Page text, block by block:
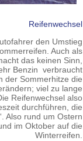
Reifenwechsel
den Umstieg
Auch als
das keinen Sinn,
Benzin verbraucht
der Sommerhitze die
viel zu lange
Reifenwechsel also
durchführen, die
Also rund um Ostern
im Oktober auf die
Winterreifen.